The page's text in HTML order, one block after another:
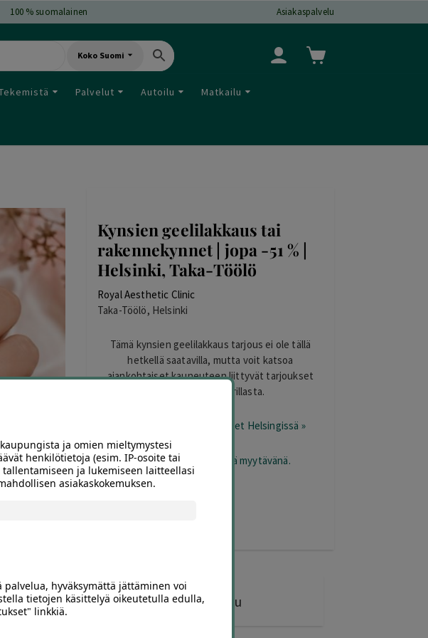
100 % suomalainen Asiakaspalvelu
Koko Suomi
Palvelut Autoilu Matkailu
Kynsien geelilakkaus tai
rakennekynnet | jopa -51 % |
Helsinki, Taka-Töölö
Royal Aesthetic Clinic
Taka-Töölö, Helsinki
Tämä kynsien geelilakkaus tarjous ei ole tällä
hetkellä saatavilla, mutta voit katsoa
ajankohtaiset kauneuteen liittyvät tarjoukset
Helsingissä Offerillasta.
Katso kauneuden tarjoukset Helsingissä »
Tuotetta ei ole varastossa eikä myytävänä.
21 diiliä ostettu
ja omien mieltymystesi
henkilötietoja (esim. IP-osoite tai
ja lukemiseen laitteellasi
asiakaskokemuksen.
hyväksymättä jättäminen voi
tietojen käsittelyä oikeutetulla edulla,
linkkiä.